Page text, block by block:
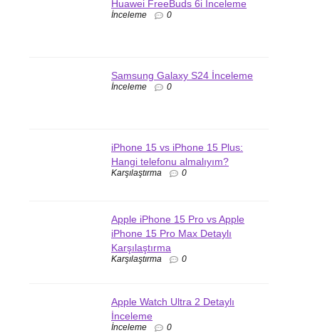
Huawei FreeBuds 6i İnceleme
İnceleme 0
Samsung Galaxy S24 İnceleme
İnceleme 0
iPhone 15 vs iPhone 15 Plus:
Hangi telefonu almalıyım?
Karşılaştırma 0
Apple iPhone 15 Pro vs Apple
iPhone 15 Pro Max Detaylı
Karşılaştırma
Karşılaştırma 0
Apple Watch Ultra 2 Detaylı
İnceleme
İnceleme 0